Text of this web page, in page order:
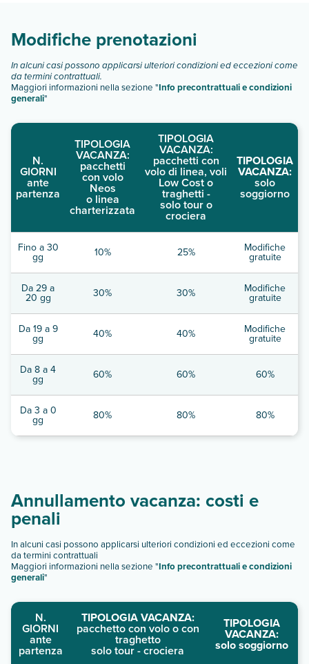
Modifiche prenotazioni
In alcuni casi possono applicarsi ulteriori condizioni ed eccezioni come
da termini contrattuali.
Maggiori informazioni nella sezione "Info precontrattuali e condizioni
generali"
N.
GIORNI
ante
partenza
TIPOLOGIA
VACANZA:
pacchetti
con volo
Neos
o linea
charterizzata
TIPOLOGIA
VACANZA:
pacchetti con
volo di linea, voli
Low Cost o
traghetti -
solo tour o
crociera
TIPOLOGIA
VACANZA:
solo
soggiorno
Fino a 30
gg 10% 25% Modifiche
gratuite
Da 29 a
20 gg 30% 30% Modifiche
gratuite
Da 19 a 9
gg 40% 40% Modifiche
gratuite
Da 8 a 4
gg 60% 60% 60%
Da 3 a 0
gg 80% 80% 80%
Annullamento vacanza: costi e
penali
In alcuni casi possono applicarsi ulteriori condizioni ed eccezioni come
da termini contrattuali
Maggiori informazioni nella sezione "Info precontrattuali e condizioni
generali"
N.
GIORNI
ante
partenza
TIPOLOGIA VACANZA:
pacchetto con volo o con
traghetto
solo tour - crociera
TIPOLOGIA
VACANZA:
solo soggiorno